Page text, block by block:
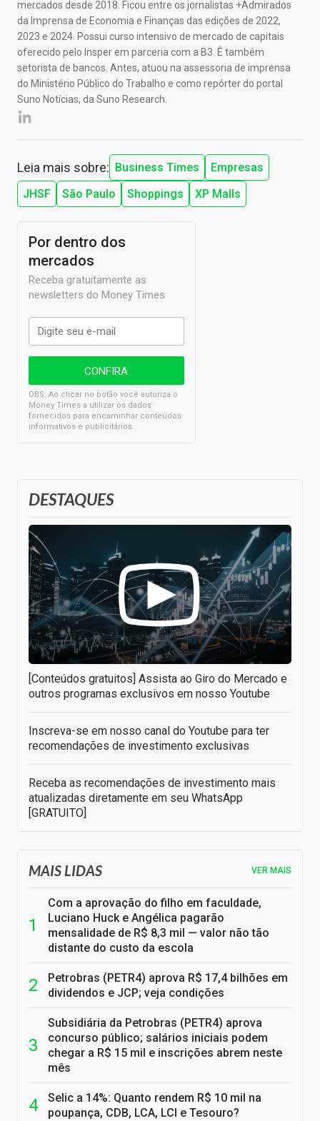
mercados desde 2018. Ficou entre os jornalistas +Admirados
da Imprensa de Economia e Finanças das edições de 2022,
2023 e 2024. Possui curso intensivo de mercado de capitais
oferecido pelo Insper em parceria com a B3. É também
setorista de bancos. Antes, atuou na assessoria de imprensa
do Ministério Público do Trabalho e como repórter do portal
Suno Notícias, da Suno Research.
Leia mais sobre: Business Times
Empresas
JHSF
São Paulo Shoppings XP Malls
DESTAQUES
[Conteúdos gratuitos] Assista ao Giro do Mercado e
outros programas exclusivos em nosso Youtube
Inscreva-se em nosso canal do Youtube para ter
recomendações de investimento exclusivas
Receba as recomendações de investimento mais
atualizadas diretamente em seu WhatsApp
[GRATUITO]
Por dentro dos
mercados
Receba gratuitamente as
newsletters do Money Times
OBS: Ao clicar no botão você autoriza o
Money Times a utilizar os dados
fornecidos para encaminhar conteúdos
informativos e publicitários.
MAIS LIDAS VER MAIS
Com a aprovação do filho em faculdade,
Luciano Huck e Angélica pagarão
mensalidade de R$ 8,3 mil — valor não tão
distante do custo da escola
Petrobras (PETR4) aprova R$ 17,4 bilhões em
dividendos e JCP; veja condições
Subsidiária da Petrobras (PETR4) aprova
concurso público; salários iniciais podem
chegar a R$ 15 mil e inscrições abrem neste
mês
Selic a 14%: Quanto rendem R$ 10 mil na
poupança, CDB, LCA, LCI e Tesouro?